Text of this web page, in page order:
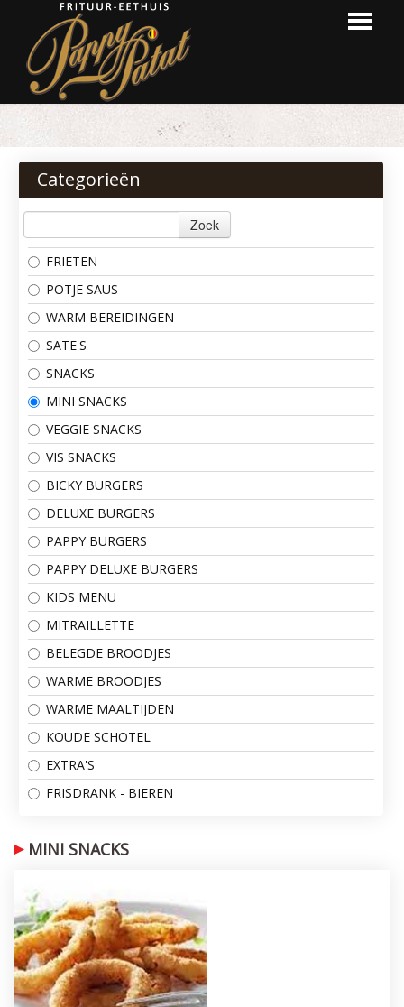
BESTELLEN
MENU
LOGIN
CONTACT
Categorieën
Zoek
FRIETEN
POTJE SAUS
WARM BEREIDINGEN
SATE'S
SNACKS
MINI SNACKS
VEGGIE SNACKS
VIS SNACKS
BICKY BURGERS
DELUXE BURGERS
PAPPY BURGERS
PAPPY DELUXE BURGERS
KIDS MENU
MITRAILLETTE
BELEGDE BROODJES
WARME BROODJES
WARME MAALTIJDEN
KOUDE SCHOTEL
EXTRA'S
FRISDRANK - BIEREN
MINI SNACKS